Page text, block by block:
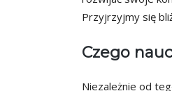
Przyjrzyjmy się
Czego
Niezależnie od